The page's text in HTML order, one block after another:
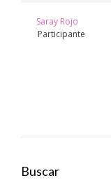
Saray Rojo
Participante
Buscar